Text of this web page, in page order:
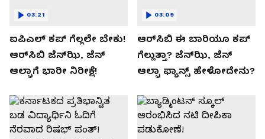
ಐಪಿಎಲ್ ಕಪ್‌ ಗೆಲ್ಲಲೇ ಬೇಕು!
ಆರ್‌ಸಿಬಿ ಜೆನ್‌ಝಿ, ಜೆನ್‌
ಆಲ್ಫಾಗೆ ಭಾರೀ ನಿರೀಕ್ಷೆ!
03:21
ಆರ್‌ಸಿಬಿ ಈ ಬಾರಿಯೂ ಕಪ್‌
ಗೆಲ್ಲುತ್ತಾ? ಜೆನ್‌ಝಿ, ಜೆನ್‌
ಆಲ್ಫಾ ಫ್ಯಾನ್ಸ್ ಹೇಳೋದೇನು?
03:09